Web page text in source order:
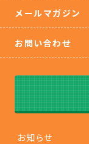
メールマガジン
お問い合わせ
お知らせ